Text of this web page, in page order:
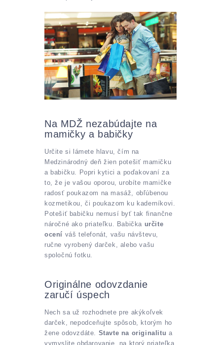
Na MDŽ nezabúdajte na
mamičky a babičky
Určite si lámete hlavu, čím na
Medzinárodný deň žien potešiť mamičku
a babičku. Popri kytici a poďakovaní za
to, že je vašou oporou, urobíte mamičke
radosť poukazom na masáž, obľúbenou
kozmetikou, či poukazom ku kaderníkovi.
Potešiť babičku nemusí byť tak finančne
náročné ako priateľku. Babička určite
ocení váš telefonát, vašu návštevu,
ručne vyrobený darček, alebo vašu
spoločnú fotku.
Originálne odovzdanie
zaručí úspech
Nech sa už rozhodnete pre akýkoľvek
darček, nepodceňujte spôsob, ktorým ho
žene odovzdáte.
Stavte na originalitu a
vymyslite obdarovanie, na ktorý priateľka